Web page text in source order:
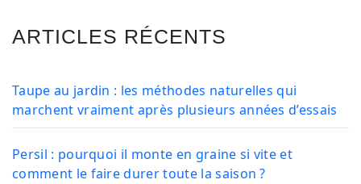
ARTICLES RÉCENTS
Taupe au jardin : les méthodes naturelles qui
marchent vraiment après plusieurs années d’essais
Persil : pourquoi il monte en graine si vite et
comment le faire durer toute la saison ?